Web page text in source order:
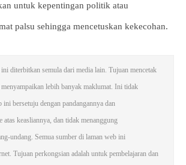
untuk kepentingan politik atau
palsu sehingga mencetuskan kekecohan.
diterbitkan semula dari media lain. Tujuan mencetak
lebih banyak maklumat. Ini tidak
ini bersetuju dengan pandangannya dan
atas keasliannya, dan tidak menanggung
undang. Semua sumber di laman web ini
Tujuan perkongsian adalah untuk pembelajaran dan